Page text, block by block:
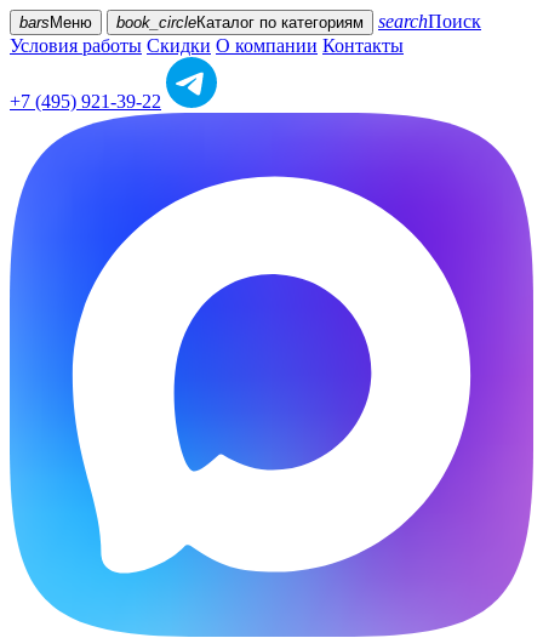
bars Меню book_circleКаталог по категориям searchПоиск
Условия работы Скидки О компании Контакты
+7 (495) 921-39-22